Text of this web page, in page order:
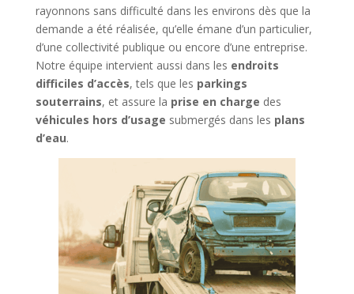
rayonnons sans difficulté dans les environs dès que la
demande a été réalisée, qu’elle émane d’un particulier,
d’une collectivité publique ou encore d’une entreprise.
Notre équipe intervient aussi dans les endroits
difficiles d’accès, tels que les parkings
souterrains, et assure la prise en charge des
véhicules hors d’usage submergés dans les plans
d’eau.